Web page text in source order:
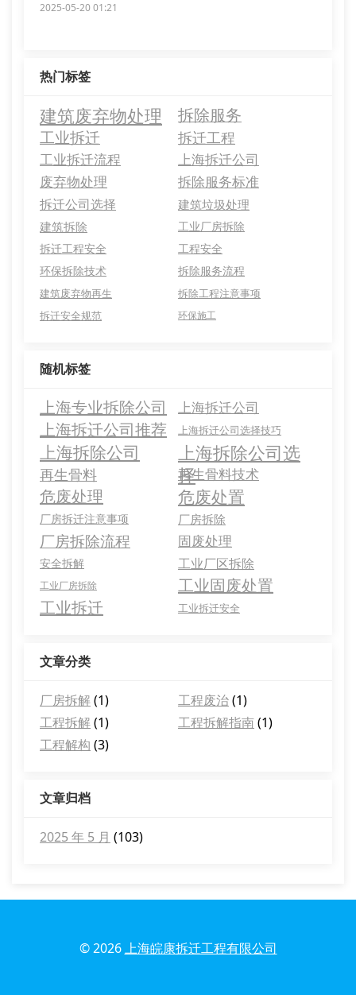
2025-05-20 01:21
热门标签
建筑废弃物处理 拆除服务
工业拆迁 拆迁工程
工业拆迁流程
上海拆迁公司
废弃物处理
拆除服务标准
拆迁公司选择
建筑垃圾处理
建筑拆除
工业厂房拆除
拆迁工程安全
工程安全
环保拆除技术
拆除服务流程
建筑废弃物再生
拆除工程注意事项
拆迁安全规范
环保施工
随机标签
上海专业拆除公司 上海拆迁公司
上海拆迁公司推荐 上海拆迁公司选择技巧
上海拆除公司
上海拆除公司选
择
再生骨料 再生骨料技术
危废处理 危废处置
厂房拆迁注意事项 厂房拆除
厂房拆除流程 固废处理
安全拆解 工业厂区拆除
工业厂房拆除
工业固废处置
工业拆迁
工业拆迁安全
文章分类
厂房拆解(1) 工程废治(1)
工程拆解(1) 工程拆解指南(1)
工程解构 (3)
文章归档
2025 年 5 月 (103)
© 2026上海皖康拆迁工程有限公司